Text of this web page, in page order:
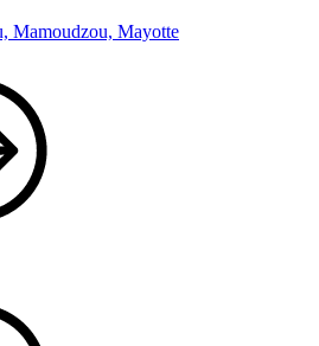
Mamoudzou, Mayotte